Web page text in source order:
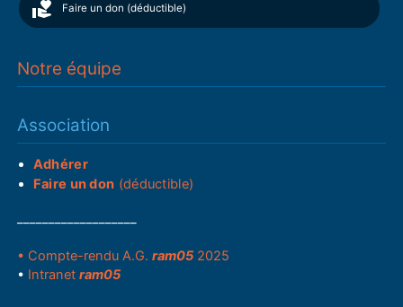
Faire un don (déductible)
Notre équipe
Association
Adhérer
Faire un don (déductible)
• Compte-rendu A.G.ram05 2025
• Intranetram05